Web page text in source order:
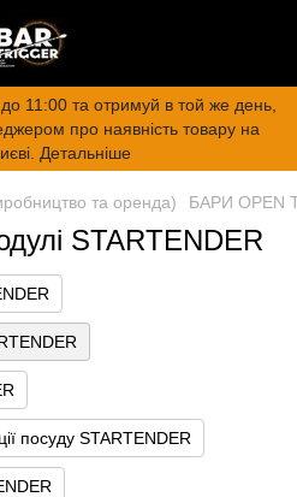
11:00 та отримуй в той же день,
про наявність товару на
Детальніше
та оренда) БАРИ OPEN
STARTENDER
посуду STARTENDER